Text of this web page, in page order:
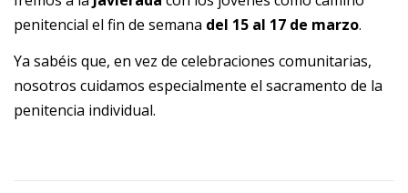
penitencial el fin de semana del 15 al 17 de marzo.
Ya sabéis que, en vez de celebraciones comunitarias,
nosotros cuidamos especialmente el sacramento de la
penitencia individual.